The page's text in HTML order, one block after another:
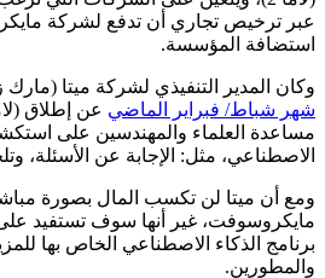
عبر ترخيص تجاري أن تدفع لشركة
استضافة المؤسسة.
وكان المدير التنفيذي لشركة ميتا (مارك
شهر شباط/ فبراير الماضي
مساعدة العلماء والمهندسين على
الاصطناعي، مثل: الإجابة عن الأسئلة،
ومع أن ميتا لن تكسب المال بصورة
مايكروسوفت، غير أنها سوف تستفيد
برنامج الذكاء الاصطناعي الخاص بها
والمطورين.